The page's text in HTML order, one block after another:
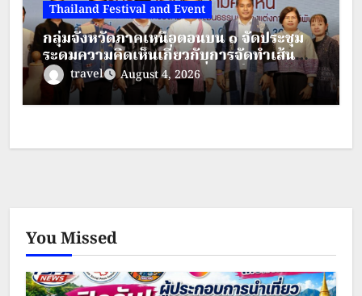
Thailand Festival and Event
กลุ่มจังหวัดภาคเหนือตอนบน ๑ จัดประชุม
ระดมความคิดเห็นเกี่ยวกับการจัดทำเส้น
ทางตามรอยวัฒนธรรมเครื่องแต่งกาย
ชาติพันธุ์ ภายใต้โครงการส่งเสริมการท่อง
เที่ยวชาติพันธุ์สีสันแห่งล้านนา
travel August 4, 2026
You Missed